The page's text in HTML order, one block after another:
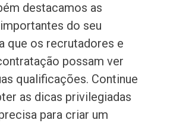
destacamos as
do seu
que os recrutadores e
possam ver
qualificações. Continue
as dicas privilegiadas
para criar um